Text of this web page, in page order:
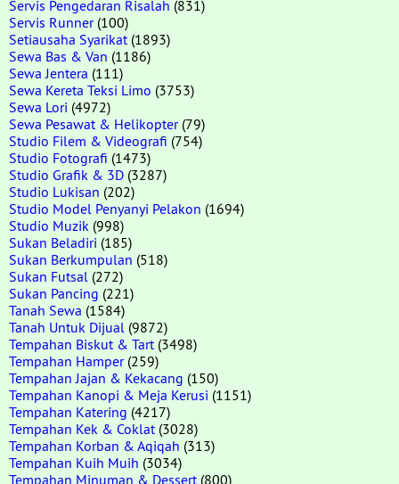
Servis Pengedaran Risalah (831)
Servis Runner(100)
Setiausaha Syarikat (1893)
Sewa Bas & Van (1186)
Sewa Jentera (111)
Sewa Kereta Teksi Limo (3753)
Sewa Lori (4972)
Sewa Pesawat & Helikopter(79)
Studio Filem & Videografi (754)
Studio Fotografi (1473)
Studio Grafik & 3D (3287)
Studio Lukisan (202)
Studio Model Penyanyi Pelakon (1694)
Studio Muzik (998)
Sukan Beladiri (185)
Sukan Berkumpulan (518)
Sukan Futsal (272)
Sukan Pancing (221)
Tanah Sewa (1584)
Tanah Untuk Dijual (9872)
Tempahan Biskut & Tart (3498)
Tempahan Hamper(259)
Tempahan Jajan & Kekacang (150)
Tempahan Kanopi & Meja Kerusi (1151)
Tempahan Katering (4217)
Tempahan Kek & Coklat (3028)
Tempahan Korban & Aqiqah (313)
Tempahan Kuih Muih (3034)
Tempahan Minuman & Dessert (800)